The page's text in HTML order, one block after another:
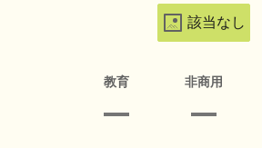
該当なし
教育 非商用